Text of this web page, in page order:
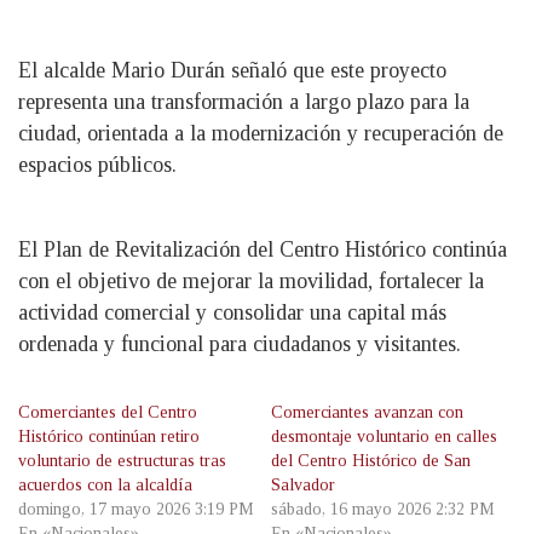
El alcalde Mario Durán señaló que este proyecto
representa una transformación a largo plazo para la
ciudad, orientada a la modernización y recuperación de
espacios públicos.
El Plan de Revitalización del Centro Histórico continúa
con el objetivo de mejorar la movilidad, fortalecer la
actividad comercial y consolidar una capital más
ordenada y funcional para ciudadanos y visitantes.
Comerciantes del Centro
Histórico continúan retiro
voluntario de estructuras tras
acuerdos con la alcaldía
domingo, 17 mayo 2026 3:19 PM
Comerciantes avanzan con
desmontaje voluntario en calles
del Centro Histórico de San
Salvador
sábado, 16 mayo 2026 2:32 PM